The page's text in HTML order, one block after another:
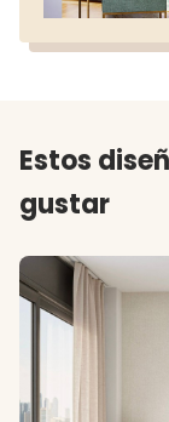
Estos
gustar